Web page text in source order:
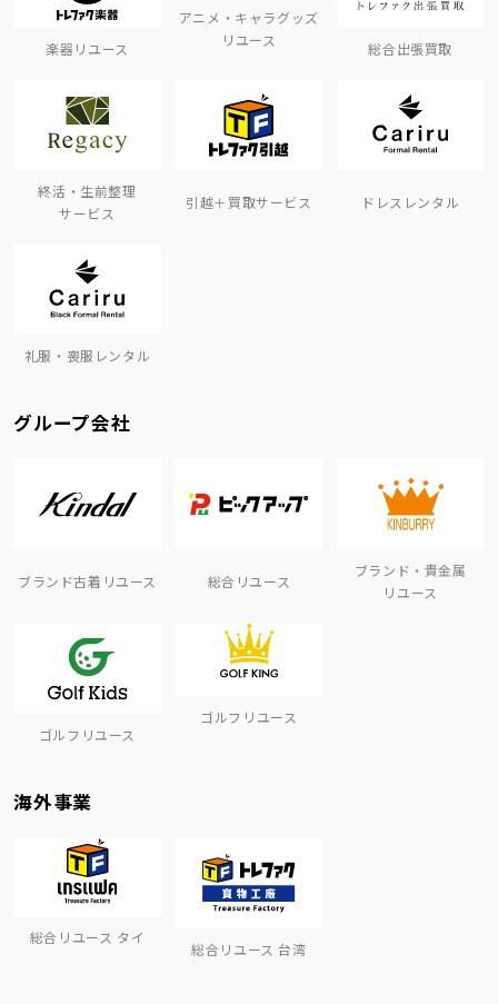
楽器リユース
アニメ・キャラグッズ
リユース
総合出張買取
終活・生前整理
サービス
引越＋買取サービス ドレスレンタル
礼服・喪服レンタル
グループ会社
ブランド古着リユース 総合リユース
ブランド・貴金属
リユース
ゴルフリユース
ゴルフリユース
海外事業
総合リユース タイ
総合リユース 台湾